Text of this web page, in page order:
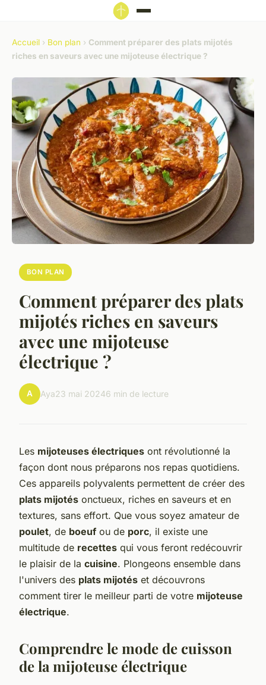
Accueil › Bon plan › Comment préparer des plats mijotés
riches en saveurs avec une mijoteuse électrique ?
BON PLAN
Comment préparer des plats
mijotés riches en saveurs
avec une mijoteuse
électrique ?
A Aya23 mai 20246 min de lecture
Les mijoteuses électriques ont révolutionné la
façon dont nous préparons nos repas quotidiens.
Ces appareils polyvalents permettent de créer des
plats mijotés onctueux, riches en saveurs et en
textures, sans effort. Que vous soyez amateur de
poulet, de boeuf ou de porc, il existe une
multitude de recettes qui vous feront redécouvrir
le plaisir de la cuisine. Plongeons ensemble dans
l'univers des plats mijotés et découvrons
comment tirer le meilleur parti de votre mijoteuse
électrique.
Comprendre le mode de cuisson
de la mijoteuse électrique